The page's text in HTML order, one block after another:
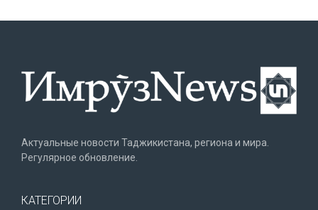
Актуальные новости Таджикистана, региона и мира.
Регулярное обновление.
КАТЕГОРИИ